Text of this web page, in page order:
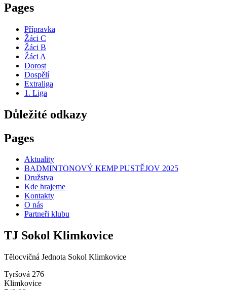
Pages
Přípravka
Žáci C
Žáci B
Žáci A
Dorost
Dospělí
Extraliga
1. Liga
Důležité odkazy
Pages
Aktuality
BADMINTONOVÝ KEMP PUSTĚJOV 2025
Družstva
Kde hrajeme
Kontakty
O nás
Partneři klubu
TJ Sokol Klimkovice
Tělocvičná Jednota Sokol Klimkovice
Tyršová 276
Klimkovice